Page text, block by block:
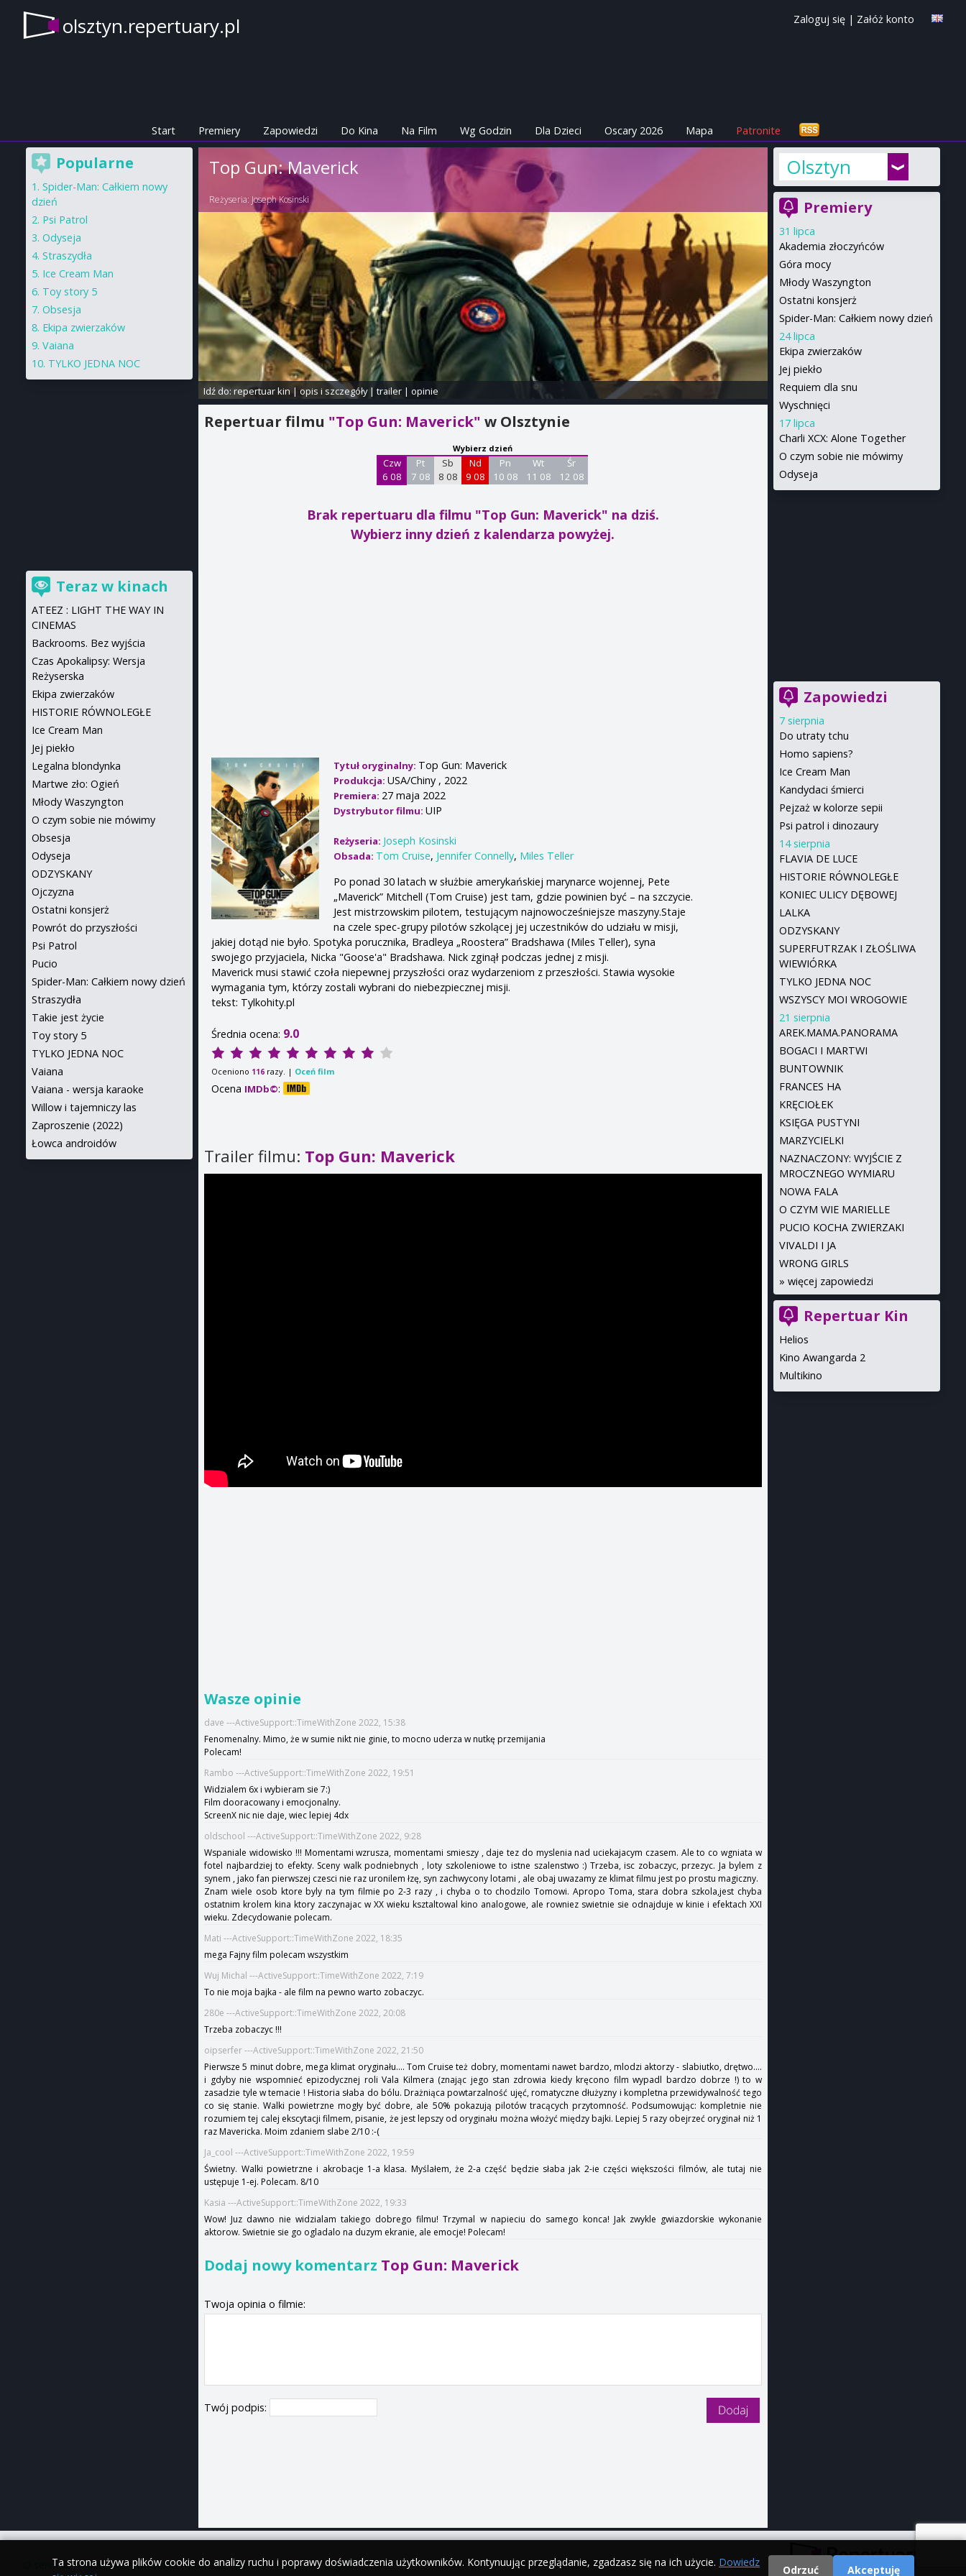
Ta strona używa plików cookie do analizy ruchu i poprawy doświadczenia użytkowników. Kontynuując przeglądanie, zgadzasz się na ich użycie. Dowiedz
Odrzuć Akceptuję
olsztyn.repertuary.pl Zaloguj się | Załóż konto
Start Premiery Zapowiedzi Do Kina Na Film Wg Godzin Dla Dzieci Oscary 2026 Mapa Patronite
Top Gun: Maverick
Reżyseria: Joseph Kosinski
Idź do: repertuar kin|opis i szczegóły| trailer| opinie
Repertuar filmu "Top Gun: Maverick"w Olsztynie
Wybierz dzień
Czw
6 08
Pt
7 08
Sb
8 08
Nd
9 08
Pn
10 08
Wt
11 08
Śr
12 08
Brak repertuaru dla filmu "Top Gun: Maverick" na dziś.
Wybierz inny dzień z kalendarza powyżej.
Tytuł oryginalny: Top Gun: Maverick
Produkcja:USA/Chiny , 2022
Premiera: 27 maja 2022
Dystrybutor filmu:UIP
Reżyseria: Joseph Kosinski
Obsada: Tom Cruise, Jennifer Connelly, Miles Teller
Po ponad 30 latach w służbie amerykańskiej marynarce wojennej, Pete
„Maverick” Mitchell (Tom Cruise) jest tam, gdzie powinien być – na szczycie.
Jest mistrzowskim pilotem, testującym najnowocześniejsze maszyny.Staje
na czele spec-grupy pilotów szkolącej jej uczestników do udziału w misji,
jakiej dotąd nie było. Spotyka porucznika, Bradleya „Roostera” Bradshawa (Miles Teller), syna
swojego przyjaciela, Nicka "Goose'a" Bradshawa. Nick zginął podczas jednej z misji.
Maverick musi stawić czoła niepewnej przyszłości oraz wydarzeniom z przeszłości. Stawia wysokie
wymagania tym, którzy zostali wybrani do niebezpiecznej misji.
tekst: Tylkohity.pl
Średnia ocena: 9.0
Oceniono 116 razy. | Oceń film
Ocena IMDb©:
Trailer filmu: Top Gun: Maverick
Wasze opinie
dave ---ActiveSupport::TimeWithZone 2022, 15:38
Fenomenalny. Mimo, że w sumie nikt nie ginie, to mocno uderza w nutkę przemijania
Polecam!
Rambo ---ActiveSupport::TimeWithZone 2022, 19:51
Widzialem 6x i wybieram sie 7:)
Film dooracowany i emocjonalny.
ScreenX nic nie daje, wiec lepiej 4dx
oldschool ---ActiveSupport::TimeWithZone 2022, 9:28
Wspaniale widowisko !!! Momentami wzrusza, momentami smieszy , daje tez do myslenia nad uciekajacym czasem. Ale to co wgniata w
fotel najbardziej to efekty. Sceny walk podniebnych , loty szkoleniowe to istne szalenstwo :) Trzeba, isc zobaczyc, przezyc. Ja bylem z
synem , jako fan pierwszej czesci nie raz uronilem łzę, syn zachwycony lotami , ale obaj uwazamy ze klimat filmu jest po prostu magiczny.
Znam wiele osob ktore byly na tym filmie po 2-3 razy , i chyba o to chodzilo Tomowi. Apropo Toma, stara dobra szkola,jest chyba
ostatnim krolem kina ktory zaczynajac w XX wieku ksztaltowal kino analogowe, ale rowniez swietnie sie odnajduje w kinie i efektach XXI
wieku. Zdecydowanie polecam.
Mati ---ActiveSupport::TimeWithZone 2022, 18:35
mega Fajny film polecam wszystkim
Wuj Michal ---ActiveSupport::TimeWithZone 2022, 7:19
To nie moja bajka - ale film na pewno warto zobaczyc.
280e ---ActiveSupport::TimeWithZone 2022, 20:08
Trzeba zobaczyc !!!
oipserfer ---ActiveSupport::TimeWithZone 2022, 21:50
Pierwsze 5 minut dobre, mega klimat oryginału.... Tom Cruise też dobry, momentami nawet bardzo, mlodzi aktorzy - slabiutko, drętwo....
i gdyby nie wspomnieć epizodycznej roli Vala Kilmera (znając jego stan zdrowia kiedy kręcono film wypadl bardzo dobrze !) to w
zasadzie tyle w temacie ! Historia słaba do bólu. Drażniąca powtarzalność ujęć, romatyczne dłużyzny i kompletna przewidywalność tego
co się stanie. Walki powietrzne mogły być dobre, ale 50% pokazują pilotów tracących przytomność. Podsumowując: kompletnie nie
rozumiem tej calej ekscytacji filmem, pisanie, że jest lepszy od oryginału można włożyć między bajki. Lepiej 5 razy obejrzeć oryginał niż 1
raz Mavericka. Moim zdaniem slabe 2/10 :-(
Ja_cool ---ActiveSupport::TimeWithZone 2022, 19:59
Świetny. Walki powietrzne i akrobacje 1-a klasa. Myślałem, że 2-a część będzie słaba jak 2-ie części większości filmów, ale tutaj nie
ustępuje 1-ej. Polecam. 8/10
Kasia ---ActiveSupport::TimeWithZone 2022, 19:33
Wow! Juz dawno nie widzialam takiego dobrego filmu! Trzymal w napieciu do samego konca! Jak zwykle gwiazdorskie wykonanie
aktorow. Swietnie sie go ogladalo na duzym ekranie, ale emocje! Polecam!
Dodaj nowy komentarz Top Gun: Maverick
Twoja opinia o filmie:
Twój podpis:
Olsztyn
Premiery
31 lipca
Akademia złoczyńców
Góra mocy
Młody Waszyngton
Ostatni konsjerż
Spider-Man: Całkiem nowy dzień
24 lipca
Ekipa zwierzaków
Jej piekło
Requiem dla snu
Wyschnięci
17 lipca
Charli XCX: Alone Together
O czym sobie nie mówimy
Odyseja
Zapowiedzi
7 sierpnia
Do utraty tchu
Homo sapiens?
Ice Cream Man
Kandydaci śmierci
Pejzaż w kolorze sepii
Psi patrol i dinozaury
14 sierpnia
FLAVIA DE LUCE
HISTORIE RÓWNOLEGŁE
KONIEC ULICY DĘBOWEJ
LALKA
ODZYSKANY
SUPERFUTRZAK I ZŁOŚLIWA
WIEWIÓRKA
TYLKO JEDNA NOC
WSZYSCY MOI WROGOWIE
21 sierpnia
AREK.MAMA.PANORAMA
BOGACI I MARTWI
BUNTOWNIK
FRANCES HA
KRĘCIOŁEK
KSIĘGA PUSTYNI
MARZYCIELKI
NAZNACZONY: WYJŚCIE Z
MROCZNEGO WYMIARU
NOWA FALA
O CZYM WIE MARIELLE
PUCIO KOCHA ZWIERZAKI
VIVALDI I JA
WRONG GIRLS
» więcej zapowiedzi
Repertuar Kin
Helios
Kino Awangarda 2
Multikino
Popularne
Spider-Man: Całkiem nowy
dzień
Psi Patrol
Odyseja
Straszydła
Ice Cream Man
Toy story 5
Obsesja
Ekipa zwierzaków
Vaiana
TYLKO JEDNA NOC
Teraz w kinach
ATEEZ : LIGHT THE WAY IN
CINEMAS
Backrooms. Bez wyjścia
Czas Apokalipsy: Wersja
Reżyserska
Ekipa zwierzaków
HISTORIE RÓWNOLEGŁE
Ice Cream Man
Jej piekło
Legalna blondynka
Martwe zło: Ogień
Młody Waszyngton
O czym sobie nie mówimy
Obsesja
Odyseja
ODZYSKANY
Ojczyzna
Ostatni konsjerż
Powrót do przyszłości
Psi Patrol
Pucio
Spider-Man: Całkiem nowy dzień
Straszydła
Takie jest życie
Toy story 5
TYLKO JEDNA NOC
Vaiana
Vaiana - wersja karaoke
Willow i tajemniczy las
Zaproszenie (2022)
Łowca androidów
O serwisie•Polityka prywatności•Kontakt•iPhone• Android• English